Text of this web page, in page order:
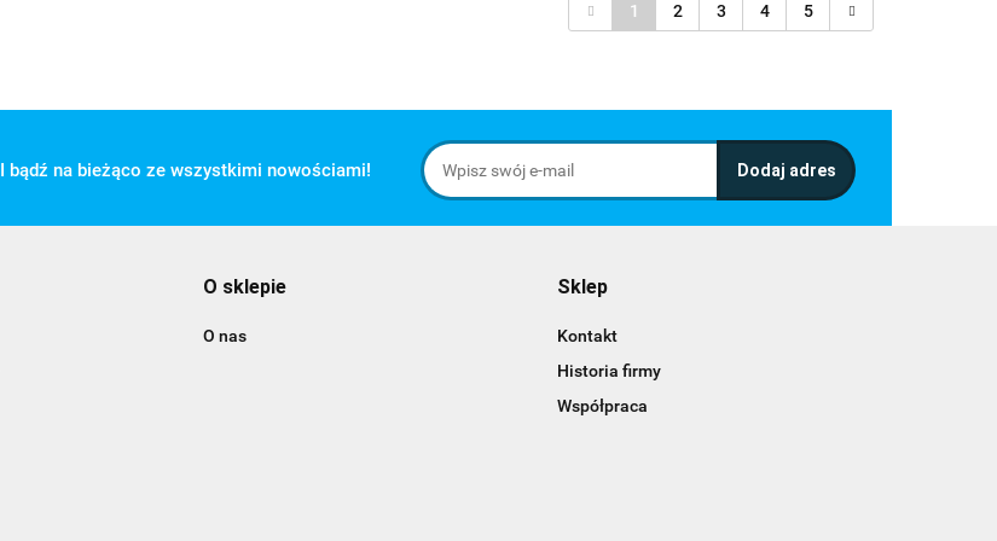
1 2 3 4 5
I bądź na bieżąco ze wszystkimi nowościami!
O sklepie
O nas
Sklep
Kontakt
Historia firmy
Współpraca